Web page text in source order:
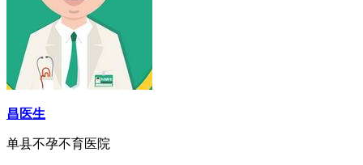
昌医生
单县不孕不育医院